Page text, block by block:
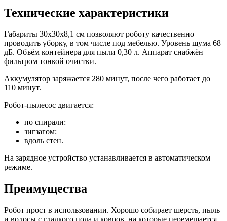
Технические характеристики
Габариты 30х30х8,1 см позволяют роботу качественно
проводить уборку, в том числе под мебелью. Уровень шума 68
дБ. Объём контейнера для пыли 0,30 л. Аппарат снабжён
фильтром тонкой очистки.
Аккумулятор заряжается 280 минут, после чего работает до
110 минут.
Робот-пылесос двигается:
по спирали:
зигзагом:
вдоль стен.
На зарядное устройство устанавливается в автоматическом
режиме.
Преимущества
Робот прост в использовании. Хорошо собирает шерсть, пыль